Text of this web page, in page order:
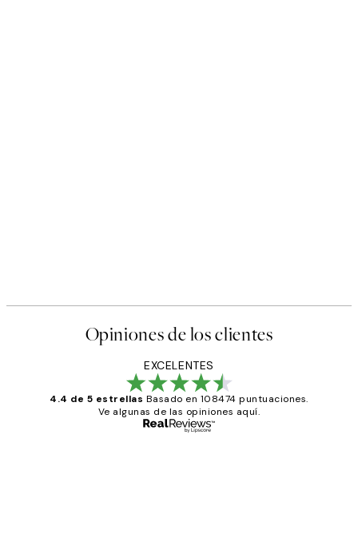
Opiniones de los clientes
EXCELENTES
4.4 de 5 estrellas Basado en 108474 puntuaciones.
Ve algunas de las opiniones aquí.